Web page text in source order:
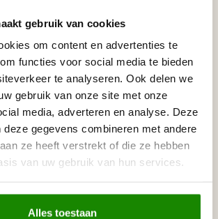
gebruik van cookies
om content en advertenties te
functies voor social media te bieden
te analyseren. Ook delen we
gebruik van onze site met onze
media, adverteren en analyse. Deze
deze gegevens combineren met andere
ze heeft verstrekt of die ze hebben
van uw gebruik van hun services.
Alles toestaan
lijmkoker 310 ml